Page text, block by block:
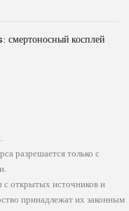
смертоносный косплей
разрешается только с
с открытых источников и
принадлежат их законным